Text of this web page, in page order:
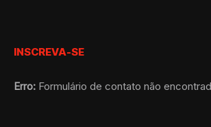
INSCREVA-SE
Erro: Formulário de contato não